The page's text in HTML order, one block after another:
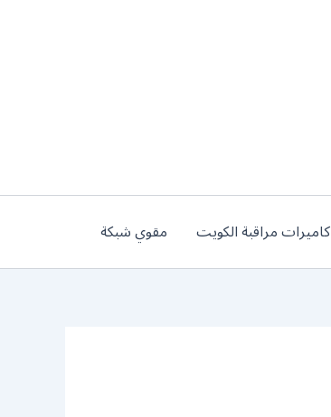
كاميرات مراقبة الكويت مقوي شبكة